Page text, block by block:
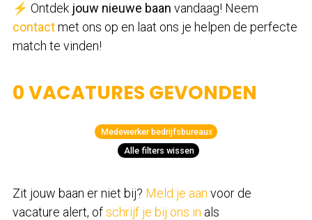
⚡ Ontdek jouw nieuwe baan vandaag! Neem
contactmet ons op en laat ons je helpen de perfecte
match te vinden!
0 VACATURES GEVONDEN
Medewerker bedrijfsbureaux
Alle filters wissen
Zit jouw baan er niet bij? Meld je aan voor de
vacature alert, ofschrijf je bij ons in als